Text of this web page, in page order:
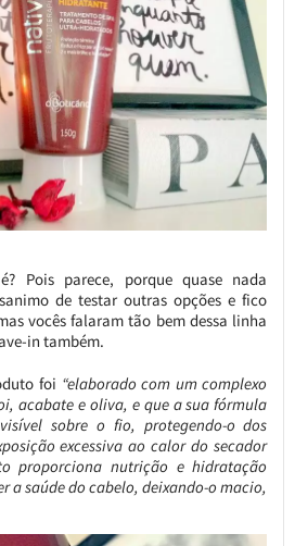
Pois parece, porque quase nada
de testar outras opções e fico
vocês falaram tão bem dessa linha
in também.
foi “elaborado com um complexo
acabate e oliva, e que a sua fórmula
sobre o fio, protegendo-o dos
excessiva ao calor do secador
proporciona nutrição e hidratação
a saúde do cabelo, deixando-o macio,